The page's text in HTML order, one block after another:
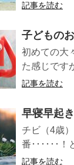
記事を読む
子どもの
初めての大
た感じです
記事を読む
早寝早起
チビ（4歳
番･･････！
記事を読む